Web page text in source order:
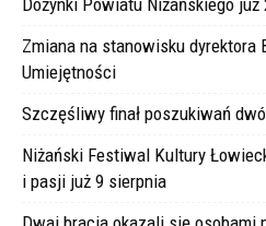
Zmiana na stanowisku dyrektora
Umiejętności
Szczęśliwy finał poszukiwań
Niżański Festiwal Kultury
i pasji już 9 sierpnia